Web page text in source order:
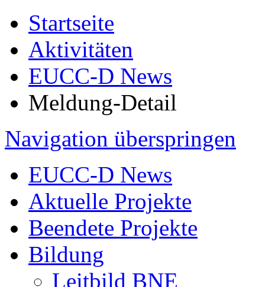
Startseite
Aktivitäten
EUCC-D News
Meldung-Detail
Navigation überspringen
EUCC-D News
Aktuelle Projekte
Beendete Projekte
Bildung
Leitbild BNE